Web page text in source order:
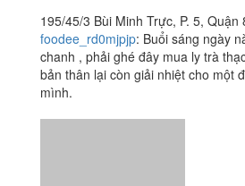
195/45/3 Bùi Minh Trực, P. 5, Quận
foodee_rd0mjpjp: Buổi sáng ngày
chanh , phải ghé đây mua ly trà
bản thân lại còn giải nhiệt cho một
mình.